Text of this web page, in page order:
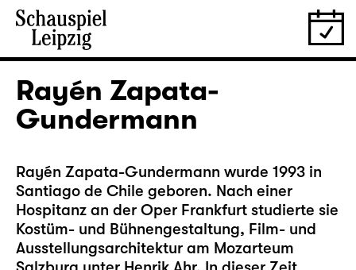
Rayén Zapata-
Gundermann
Rayén Zapata-Gundermann wurde 1993 in
Santiago de Chile geboren. Nach einer
Hospitanz an der Oper Frankfurt studierte sie
Kostüm- und Bühnengestaltung, Film- und
Ausstellungsarchitektur am Mozarteum